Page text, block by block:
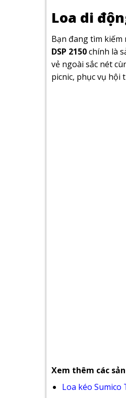
Loa di
Bạn đang tìm kiếm
DSP 2150chính là
vẻ ngoài sắc nét
picnic, phục vụ
Xem thêm các
Loa kéo Sumico